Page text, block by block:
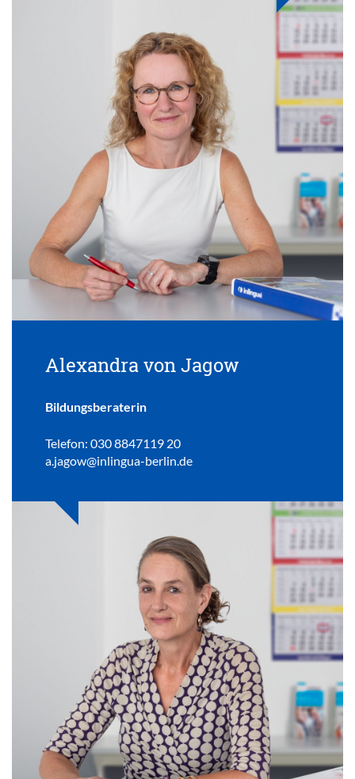
Alexandra von Jagow
Bildungsberaterin
Telefon: 030 8847119 20
a.jagow@inlingua-berlin.de